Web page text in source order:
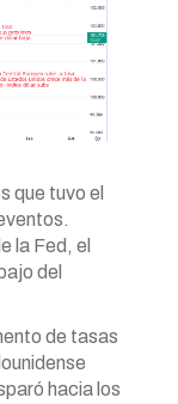
que tuvo el
la Fed, el
del
de tasas
hacia los